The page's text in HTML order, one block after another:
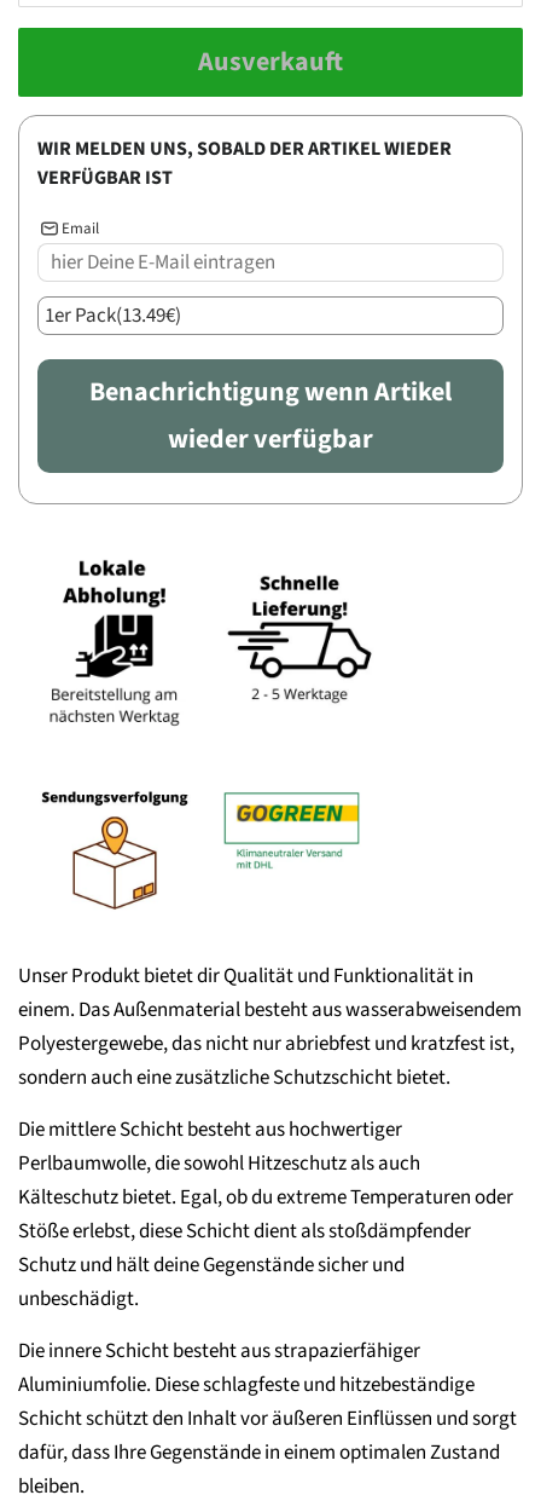
Ausverkauft
WIR MELDEN UNS, SOBALD DER ARTIKEL WIEDER
VERFÜGBAR IST
Email
Benachrichtigung wenn Artikel
wieder verfügbar
Unser Produkt bietet dir Qualität und Funktionalität in
einem. Das Außenmaterial besteht aus wasserabweisendem
Polyestergewebe, das nicht nur abriebfest und kratzfest ist,
sondern auch eine zusätzliche Schutzschicht bietet.
Die mittlere Schicht besteht aus hochwertiger
Perlbaumwolle, die sowohl Hitzeschutz als auch
Kälteschutz bietet. Egal, ob du extreme Temperaturen oder
Stöße erlebst, diese Schicht dient als stoßdämpfender
Schutz und hält deine Gegenstände sicher und
unbeschädigt.
Die innere Schicht besteht aus strapazierfähiger
Aluminiumfolie. Diese schlagfeste und hitzebeständige
Schicht schützt den Inhalt vor äußeren Einflüssen und sorgt
dafür, dass Ihre Gegenstände in einem optimalen Zustand
bleiben.